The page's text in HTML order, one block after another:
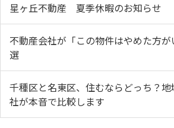
星ヶ丘不動産 夏季休暇のお知らせ
不動産会社が「この物件はやめた方
選
千種区と名東区、住むならどっち？
社が本音で比較します